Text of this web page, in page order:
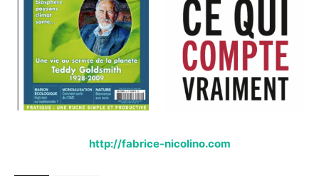
http://fabrice-nicolino.com